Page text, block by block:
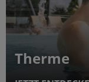
Therme